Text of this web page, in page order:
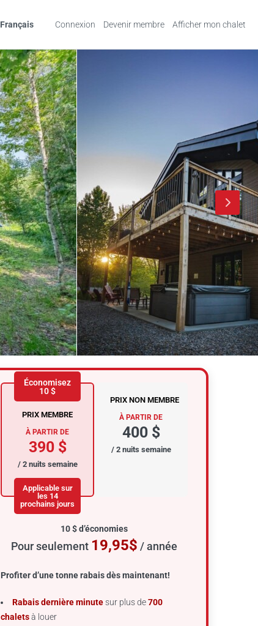
Français Connexion Devenir membre Afficher mon chalet
PRIX NON MEMBRE
À PARTIR DE
400 $
/ 2 nuits semaine
Économisez
10 $
PRIX MEMBRE
À PARTIR DE
390 $
/ 2 nuits semaine
Applicable sur
les 14
prochains jours
10 $ d’économies
Pour seulement 19,95$ / année
Profiter d’une tonne rabais dès maintenant!
Rabais dernière minutesur plus de700
chaletsà louer